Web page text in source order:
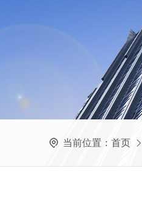
当前位置： 首页